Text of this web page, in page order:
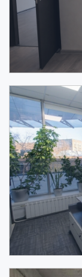
Предлагаем
кв.м., на
коммерческий
Армстронг,
НДС в размере
Офисное